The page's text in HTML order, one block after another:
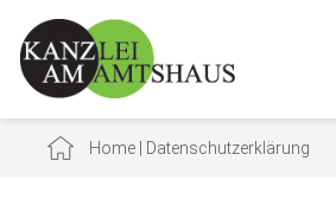
Home Datenschutzerklärung